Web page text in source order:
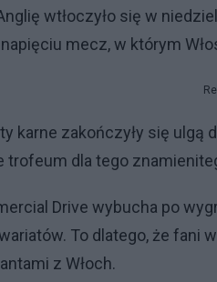
wtłoczyło się w
mecz, w którym
karne zakończyły się
dla tego
Drive wybucha po
To dlatego, że fani
z Włoch.